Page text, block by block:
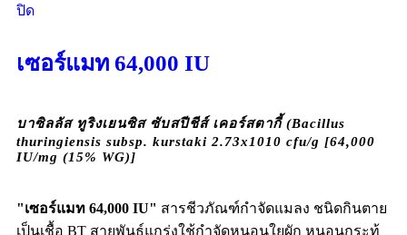
ปิด
เซอร์แมท 64,000 IU
บาซิลลัส ทูริงเยนซิส ซับสปีชีส์ เคอร์สตากี้ (Bacillus
thuringiensis subsp. kurstaki 2.73x1010 cfu/g [64,000
IU/mg (15% WG)]
"เซอร์แมท 64,000 IU" สารชีวภัณฑ์กำจัดแมลง ชนิดกินตาย
เป็นเชื้อ BT สายพันธุ์แกร่งใช้กำจัดหนอนใยผัก หนอนกระทู้